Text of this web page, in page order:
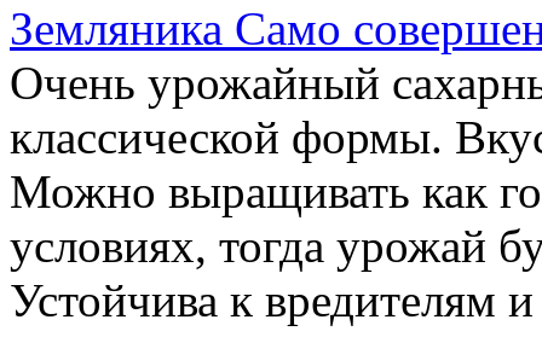
Земляника Само
Очень урожайный
классической формы.
Можно выращивать как
условиях, тогда урожай
Устойчива к вредителям